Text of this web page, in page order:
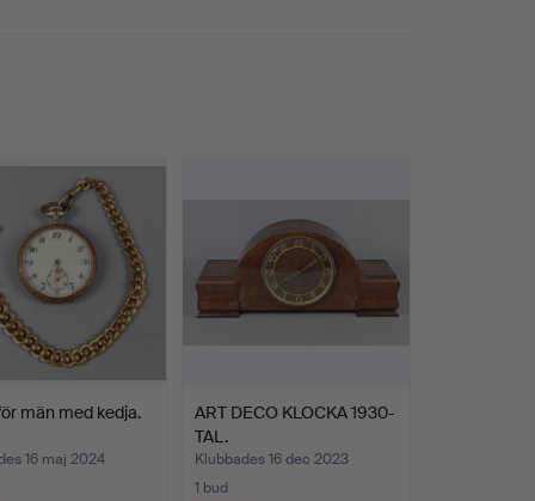
män med kedja.
16 maj 2024
ART DECO KLOCKA 1930-
TAL.
Klubbades 16 dec 2023
1 bud